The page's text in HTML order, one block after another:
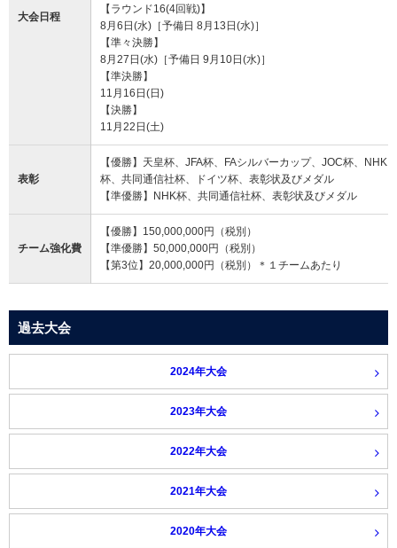
大会日程
【ラウンド16(4回戦)】
8月6日(水)［予備日 8月13日(水)］
【準々決勝】
8月27日(水)［予備日 9月10日(水)］
【準決勝】
11月16日(日)
【決勝】
11月22日(土)
表彰
【優勝】天皇杯、JFA杯、FAシルバーカップ、JOC杯、NHK
杯、共同通信社杯、ドイツ杯、表彰状及びメダル
【準優勝】NHK杯、共同通信社杯、表彰状及びメダル
チーム強化費
【優勝】150,000,000円（税別）
【準優勝】50,000,000円（税別）
【第3位】20,000,000円（税別）＊１チームあたり
過去大会
2024年大会
2023年大会
2022年大会
2021年大会
2020年大会